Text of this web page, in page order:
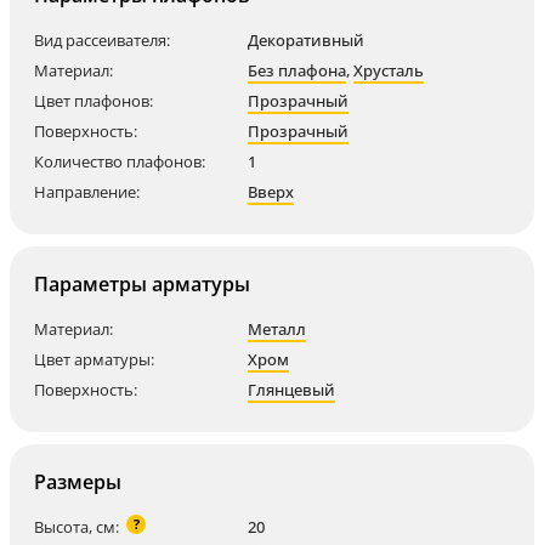
Вид рассеивателя:
Декоративный
Материал:
Без плафона,Хрусталь
Цвет плафонов:
Прозрачный
Поверхность:
Прозрачный
Количество плафонов:
1
Направление:
Вверх
Параметры арматуры
Материал:
Металл
Цвет арматуры:
Хром
Поверхность:
Глянцевый
Размеры
Высота, см: ?
20